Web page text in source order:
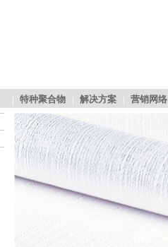
特种聚合物 解决方案 营销网络